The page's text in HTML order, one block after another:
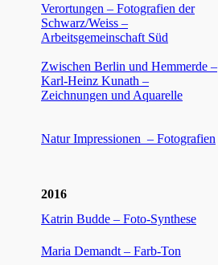
Verortungen – Fotografien der
Schwarz/Weiss –
Arbeitsgemeinschaft Süd
Zwischen Berlin und Hemmerde –
Karl-Heinz Kunath –
Zeichnungen und Aquarelle
Natur Impressionen – Fotografien
2016
Katrin Budde – Foto-Synthese
Maria Demandt – Farb-Ton